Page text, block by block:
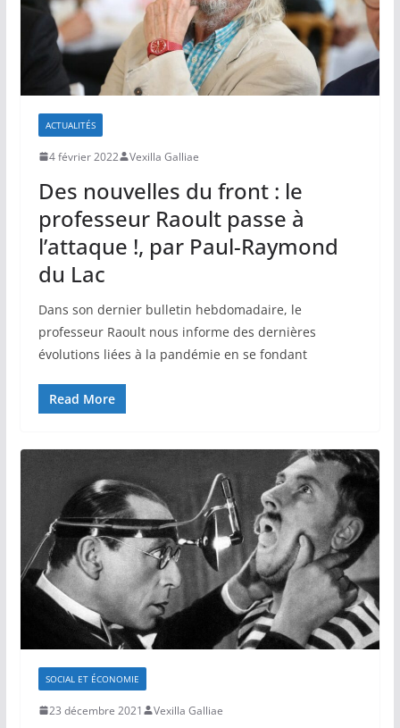
ACTUALITÉS
4 février 2022 Vexilla Galliae
Des nouvelles du front : le
professeur Raoult passe à
l’attaque !, par Paul-Raymond
du Lac
Dans son dernier bulletin hebdomadaire, le
professeur Raoult nous informe des dernières
évolutions liées à la pandémie en se fondant
Read More
SOCIAL ET ÉCONOMIE
23 décembre 2021 Vexilla Galliae